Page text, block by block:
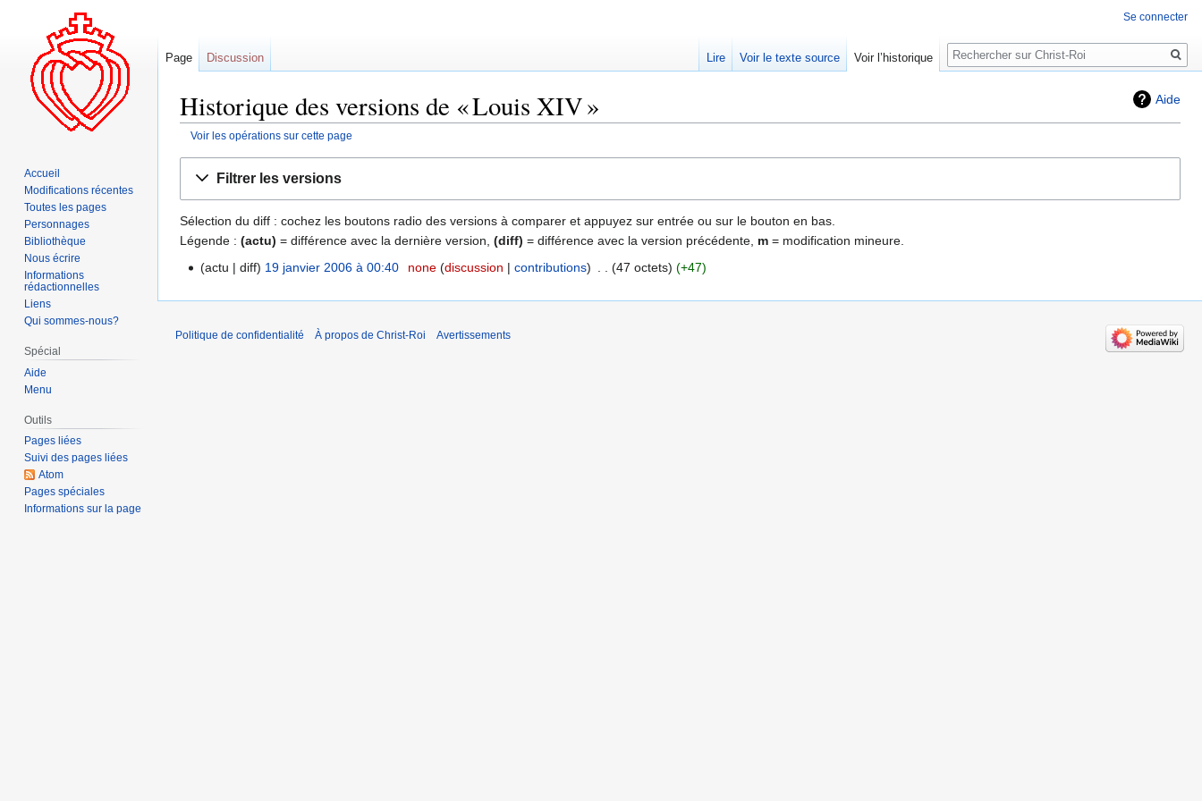
Aide
Historique des versions de « Louis XIV »
Voir les opérations sur cette page
navigation
recherche
Filtrer les versions
Sélection du diff : cochez les boutons radio des versions à comparer et appuyez sur entrée ou sur le bouton en bas.
Légende : (actu) = différence avec la dernière version, (diff) = différence avec la version précédente, m = modification mineure.
actu
diff 19 janvier 2006 à 00:40 none discussion contributions 47 octets +47
Se connecter
Page Discussion Lire Voir le texte source Voir l’historique
Rechercher
Accueil
Modifications récentes
Toutes les pages
Personnages
Bibliothèque
Nous écrire
Informations
rédactionnelles
Liens
Qui sommes-nous?
Spécial
Aide
Menu
Outils
Pages liées
Suivi des pages liées
Atom
Pages spéciales
Informations sur la page
Politique de confidentialité À propos de Christ-Roi Avertissements